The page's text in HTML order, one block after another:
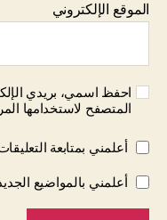
الموقع الإلكتروني
احفظ اسمي، بريدي
المتصفح لاستخدامها
أعلمني بمتابعة
أعلمني بالمواضيع